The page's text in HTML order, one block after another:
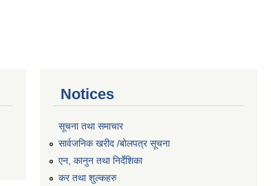
Notices
सूचना तथा समाचार
सार्वजनिक खरीद /बोलपत्र सूचना
एन, कानुन तथा निर्देशिका
कर तथा शुल्कहरु